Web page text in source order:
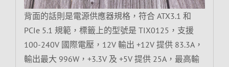
背面的話則是電源供應器規格，符合 ATX3.1 和
PCIe 5.1 規範，標籤上的型號是 TIX0125，支援
100-240V 國際電壓，12V 輸出 +12V 提供 83.3A，
輸出最大 996W，+3.3V 及 +5V 提供 25A，最高輸